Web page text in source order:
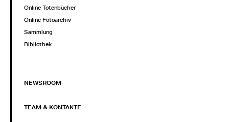
Online Totenbücher
Online Fotoarchiv
Sammlung
Bibliothek
NEWSROOM
TEAM & KONTAKTE